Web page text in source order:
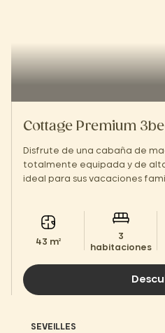
Cottage Premium
Disfrute de una cabaña de
totalmente equipada y de
ideal para sus vacaciones
43 m²
3
habitaciones
SEVEILLES